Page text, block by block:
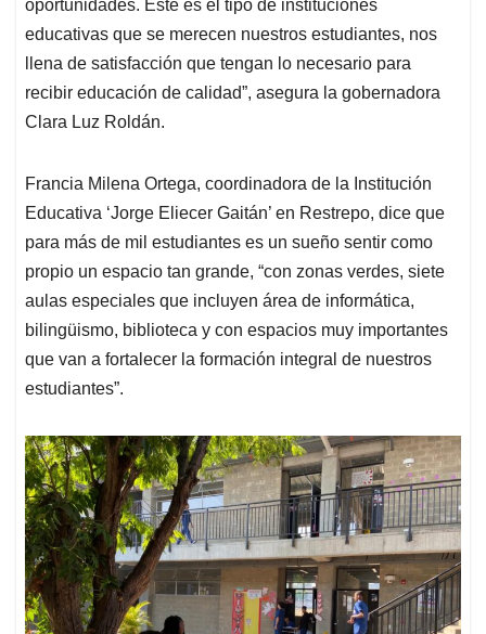
oportunidades. Este es el tipo de instituciones
educativas que se merecen nuestros estudiantes, nos
llena de satisfacción que tengan lo necesario para
recibir educación de calidad”, asegura la gobernadora
Clara Luz Roldán.
Francia Milena Ortega, coordinadora de la Institución
Educativa ‘Jorge Eliecer Gaitán’ en Restrepo, dice que
para más de mil estudiantes es un sueño sentir como
propio un espacio tan grande, “con zonas verdes, siete
aulas especiales que incluyen área de informática,
bilingüismo, biblioteca y con espacios muy importantes
que van a fortalecer la formación integral de nuestros
estudiantes”.